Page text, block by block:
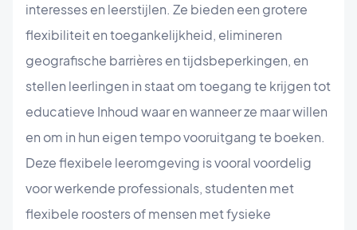
interesses en leerstijlen. Ze bieden een grotere
flexibiliteit en toegankelijkheid, elimineren
geografische barrières en tijdsbeperkingen, en
stellen leerlingen in staat om toegang te krijgen tot
educatieve Inhoud waar en wanneer ze maar willen
en om in hun eigen tempo vooruitgang te boeken.
Deze flexibele leeromgeving is vooral voordelig
voor werkende professionals, studenten met
flexibele roosters of mensen met fysieke